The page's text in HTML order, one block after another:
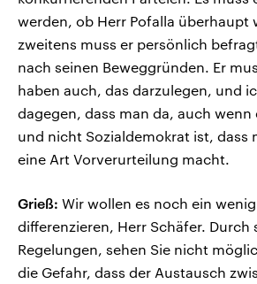
werden, ob Herr Pofalla überhaupt
zweitens muss er persönlich
nach seinen Beweggründen. Er
haben auch, das darzulegen, und
dagegen, dass man da, auch
und nicht Sozialdemokrat ist, dass
eine Art Vorverurteilung macht.
Grieß: Wir wollen es noch ein
differenzieren, Herr Schäfer. Durch
Regelungen, sehen Sie nicht
die Gefahr, dass der Austausch